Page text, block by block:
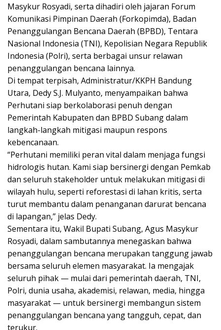
Masykur Rosyadi, serta dihadiri oleh jajaran Forum
Komunikasi Pimpinan Daerah (Forkopimda), Badan
Penanggulangan Bencana Daerah (BPBD), Tentara
Nasional Indonesia (TNI), Kepolisian Negara Republik
Indonesia (Polri), serta berbagai unsur relawan
penanggulangan bencana lainnya.
Di tempat terpisah, Administratur/KKPH Bandung
Utara, Dedy S.J. Mulyanto, menyampaikan bahwa
Perhutani siap berkolaborasi penuh dengan
Pemerintah Kabupaten dan BPBD Subang dalam
langkah-langkah mitigasi maupun respons
kebencanaan.
“Perhutani memiliki peran vital dalam menjaga fungsi
hidrologis hutan. Kami siap bersinergi dengan Pemkab
dan seluruh stakeholder untuk melakukan mitigasi di
wilayah hulu, seperti reforestasi di lahan kritis, serta
turut membantu dalam penanganan darurat bencana
di lapangan,” jelas Dedy.
Sementara itu, Wakil Bupati Subang, Agus Masykur
Rosyadi, dalam sambutannya menegaskan bahwa
penanggulangan bencana merupakan tanggung jawab
bersama seluruh elemen masyarakat. Ia mengajak
seluruh pihak — mulai dari pemerintah daerah, TNI,
Polri, dunia usaha, akademisi, relawan, media, hingga
masyarakat — untuk bersinergi membangun sistem
penanggulangan bencana yang tangguh, cepat, dan
terukur.